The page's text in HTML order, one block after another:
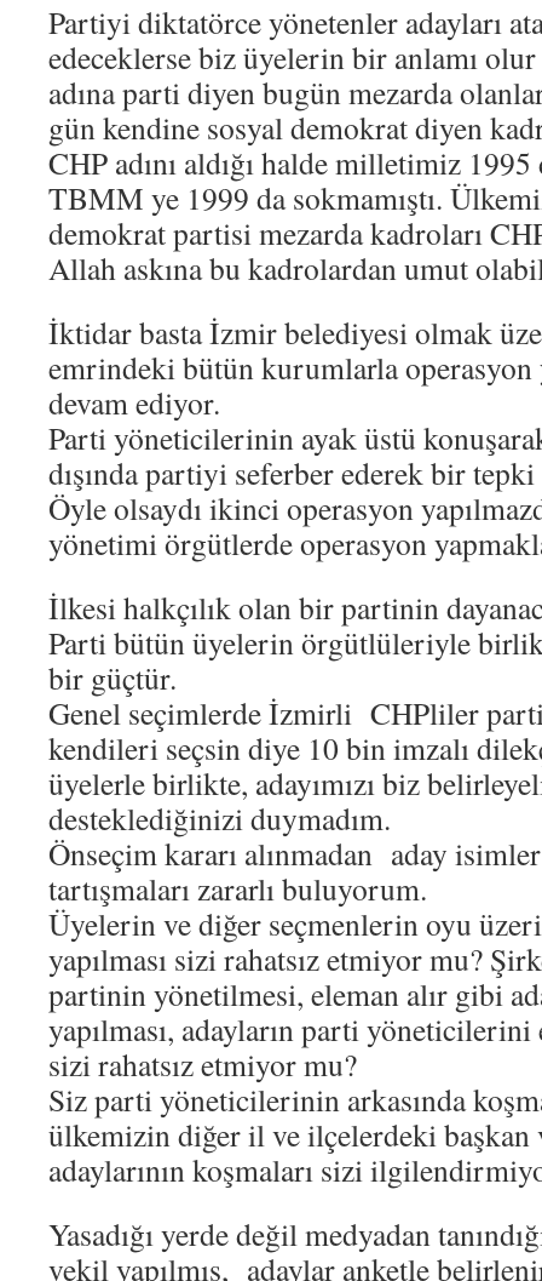
Partiyi diktatörce yönetenler adayları
edeceklerse biz üyelerin bir anlamı
adına parti diyen bugün mezarda
gün kendine sosyal demokrat diyen
CHP adını aldığı halde milletimiz
TBMM ye 1999 da sokmamıştı.
demokrat partisi mezarda kadroları
Allah askına bu kadrolardan umut
İktidar basta İzmir belediyesi olmak
emrindeki bütün kurumlarla operasyon
devam ediyor.
Parti yöneticilerinin ayak üstü
dışında partiyi seferber ederek bir
Öyle olsaydı ikinci operasyon
yönetimi örgütlerde operasyon
İlkesi halkçılık olan bir partinin
Parti bütün üyelerin örgütlüleriyle
bir güçtür.
Genel seçimlerde İzmirli CHPliler parti
kendileri seçsin diye 10 bin imzalı
üyelerle birlikte, adayımızı biz
desteklediğinizi duymadım.
Önseçim kararı alınmadan aday
tartışmaları zararlı buluyorum.
Üyelerin ve diğer seçmenlerin oyu
yapılması sizi rahatsız etmiyor mu?
partinin yönetilmesi, eleman alır gibi
yapılması, adayların parti yöneticilerini
sizi rahatsız etmiyor mu?
Siz parti yöneticilerinin arkasında
ülkemizin diğer il ve ilçelerdeki başkan
adaylarının koşmaları sizi
Yasadığı yerde değil medyadan
vekil yapılmış, adaylar anketle